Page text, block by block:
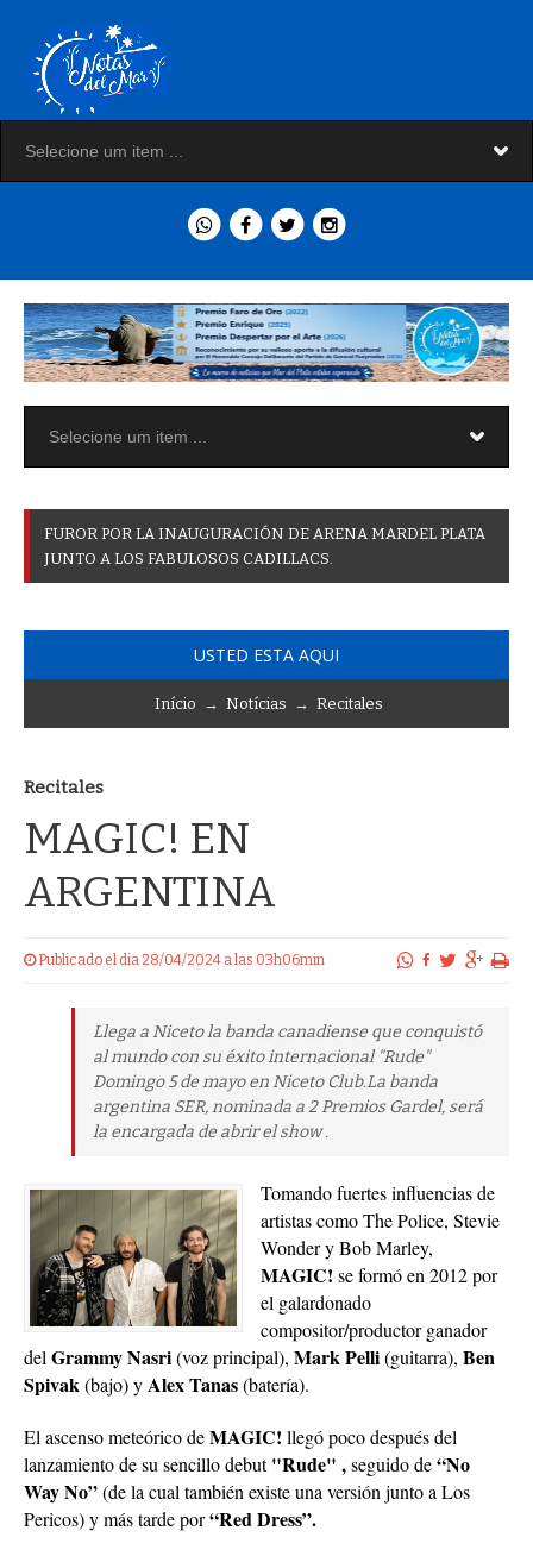
FUROR POR LA INAUGURACIÓN DE ARENA MARDEL PLATA
JUNTO A LOS FABULOSOS CADILLACS
USTED ESTA AQUI
Início → Notícias → Recitales
Recitales
MAGIC! EN
ARGENTINA
Publicado el dia 28/04/2024 a las 03h06min
Llega a Niceto la banda canadiense que conquistó
al mundo con su éxito internacional "Rude"
Domingo 5 de mayo en Niceto Club.La banda
argentina SER, nominada a 2 Premios Gardel, será
la encargada de abrir el show .
Tomando fuertes influencias de
artistas como The Police, Stevie
Wonder y Bob Marley,
MAGIC! se formó en 2012 por
el galardonado
compositor/productor ganador
del Grammy Nasri(voz principal), Mark Pelli(guitarra), Ben
Spivak(bajo) yAlex Tanas(batería).
El ascenso meteórico deMAGIC! llegó poco después del
lanzamiento de su sencillo debut"Rude" ,seguido de“No
Way No”(de la cual también existe una versión junto a Los
Pericos) y más tarde por“Red Dress”.